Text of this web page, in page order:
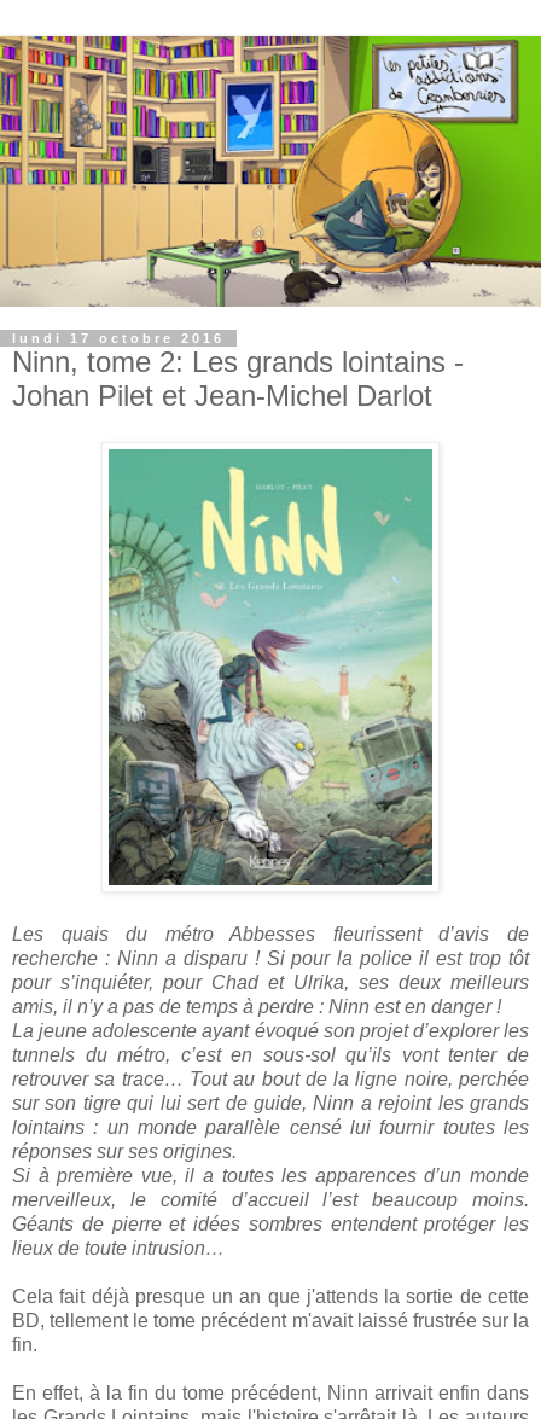
lundi 17 octobre 2016
Ninn, tome 2: Les grands lointains -
Johan Pilet et Jean-Michel Darlot
Les quais du métro Abbesses fleurissent d’avis de
recherche : Ninn a disparu ! Si pour la police il est trop tôt
pour s’inquiéter, pour Chad et Ulrika, ses deux meilleurs
amis, il n’y a pas de temps à perdre : Ninn est en danger !
La jeune adolescente ayant évoqué son projet d’explorer les
tunnels du métro, c’est en sous-sol qu’ils vont tenter de
retrouver sa trace… Tout au bout de la ligne noire, perchée
sur son tigre qui lui sert de guide, Ninn a rejoint les grands
lointains : un monde parallèle censé lui fournir toutes les
réponses sur ses origines.
Si à première vue, il a toutes les apparences d’un monde
merveilleux, le comité d’accueil l’est beaucoup moins.
Géants de pierre et idées sombres entendent protéger les
lieux de toute intrusion…
Cela fait déjà presque un an que j'attends la sortie de cette
BD, tellement le tome précédent m'avait laissé frustrée sur la
fin.
En effet, à la fin du tome précédent, Ninn arrivait enfin dans